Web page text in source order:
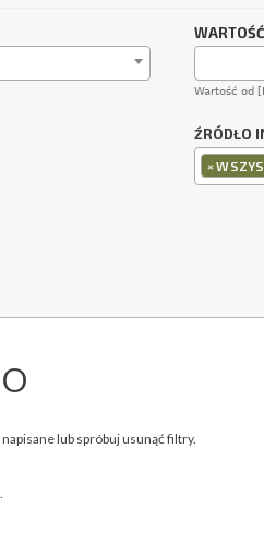
Wartość od
ŹRÓDŁO
×
lub spróbuj usunąć filtry.